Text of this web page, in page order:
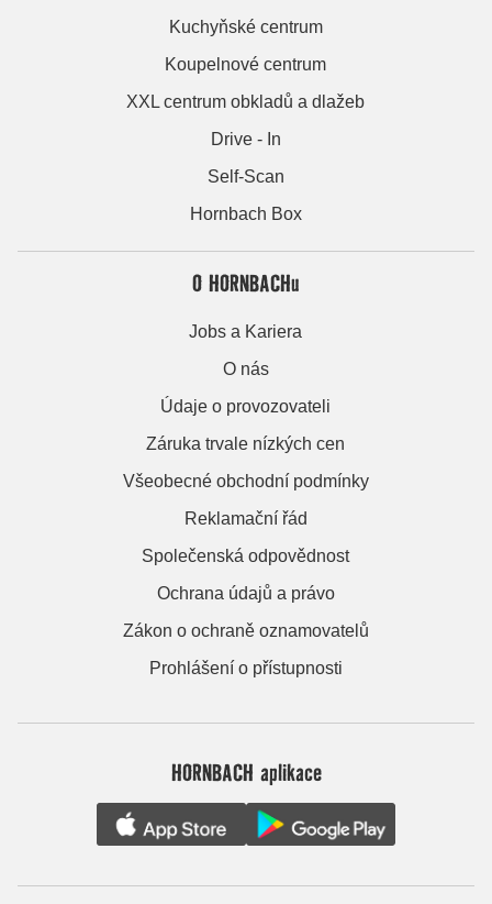
Kuchyňské centrum
Koupelnové centrum
XXL centrum obkladů a dlažeb
Drive - In
Self-Scan
Hornbach Box
O HORNBACHu
Jobs a Kariera
O nás
Údaje o provozovateli
Záruka trvale nízkých cen
Všeobecné obchodní podmínky
Reklamační řád
Společenská odpovědnost
Ochrana údajů a právo
Zákon o ochraně oznamovatelů
Prohlášení o přístupnosti
HORNBACH aplikace